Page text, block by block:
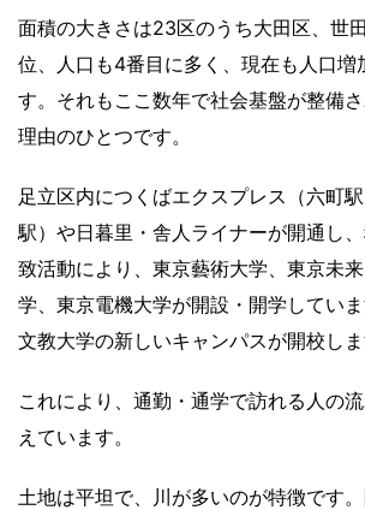
面積の大きさは23区のうち大田区、世
位、人口も4番目に多く、現在も人口増
す。それもここ数年で社会基盤が整備
理由のひとつです。
足立区内につくばエクスプレス（六町
駅）や日暮里・舎人ライナーが開通し
致活動により、東京藝術大学、東京未
学、東京電機大学が開設・開学してい
文教大学の新しいキャンパスが開校しま
これにより、通勤・通学で訪れる人の
えています。
土地は平坦で、川が多いのが特徴です